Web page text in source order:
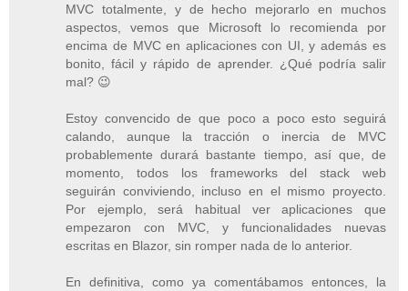
MVC totalmente, y de hecho mejorarlo en muchos
aspectos, vemos que Microsoft lo recomienda por
encima de MVC en aplicaciones con UI, y además es
bonito, fácil y rápido de aprender. ¿Qué podría salir
mal? 😉
Estoy convencido de que poco a poco esto seguirá
calando, aunque la tracción o inercia de MVC
probablemente durará bastante tiempo, así que, de
momento, todos los frameworks del stack web
seguirán conviviendo, incluso en el mismo proyecto.
Por ejemplo, será habitual ver aplicaciones que
empezaron con MVC, y funcionalidades nuevas
escritas en Blazor, sin romper nada de lo anterior.
En definitiva, como ya comentábamos entonces, la